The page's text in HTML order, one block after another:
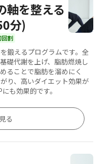
軸を整える
分)
回割
鍛えるプログラムです。全
礎代謝を上げ、脂肪燃焼し
ることで脂肪を溜めにく
り、高いダイエット効果が
も効果的です。
る